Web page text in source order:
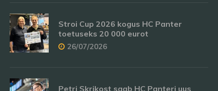
Stroi Cup 2026 kogus HC Panter
toetuseks 20 000 eurot
26/07/2026
Petri Skrikost saab HC Panteri uus